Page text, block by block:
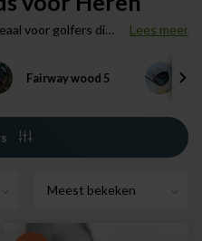
voor golfers die
vind je een
voor gebruik
Lees meer
Fairway wood 5